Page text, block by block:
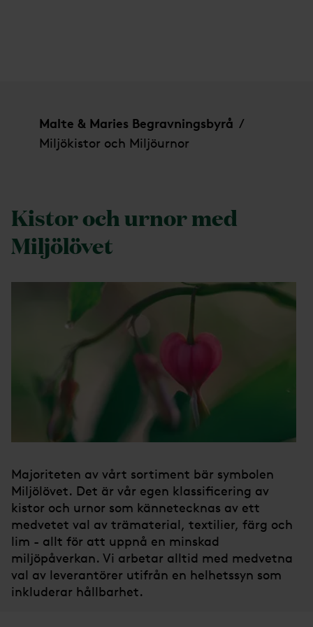
Malte & Maries Begravningsbyrå /
Miljökistor och Miljöurnor
Kistor och urnor med
Miljölövet
Majoriteten av vårt sortiment bär symbolen
Miljölövet. Det är vår egen klassificering av
kistor och urnor som kännetecknas av ett
medvetet val av trämaterial, textilier, färg och
lim - allt för att uppnå en minskad
miljöpåverkan. Vi arbetar alltid med medvetna
val av leverantörer utifrån en helhetssyn som
inkluderar hållbarhet.